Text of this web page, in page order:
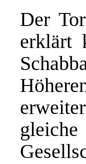
Der
erklärt